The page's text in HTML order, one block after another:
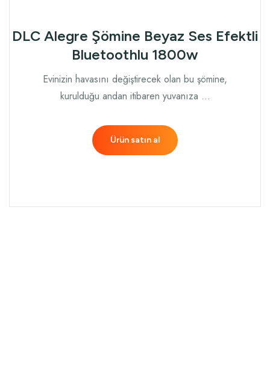
DLC Alegre Şömine Beyaz Ses Efektli
Bluetoothlu 1800w
Evinizin havasını değiştirecek olan bu şömine,
kurulduğu andan itibaren yuvanıza …
Ürün satın al